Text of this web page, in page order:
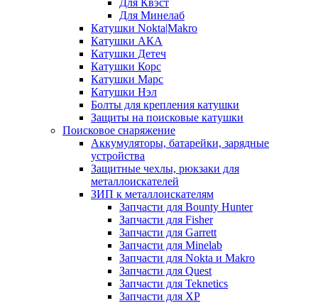
Для Минелаб
Катушки Nokta|Makro
Катушки АКА
Катушки Детеч
Катушки Корс
Катушки Марс
Катушки Нэл
Болты для крепления катушки
Защиты на поисковые катушки
Поисковое снаряжение
Аккумуляторы, батарейки, зарядные
устройства
Защитные чехлы, рюкзаки для
металлоискателей
ЗИП к металлоискателям
Запчасти для Bounty Hunter
Запчасти для Fisher
Запчасти для Garrett
Запчасти для Minelab
Запчасти для Nokta и Makro
Запчасти для Quest
Запчасти для Teknetics
Запчасти для XP